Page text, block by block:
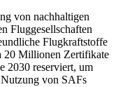
von nachhaltigen
Fluggesellschaften
Flugkraftstoffe
20 Millionen Zertifikate
2030 reserviert, um
von SAFs